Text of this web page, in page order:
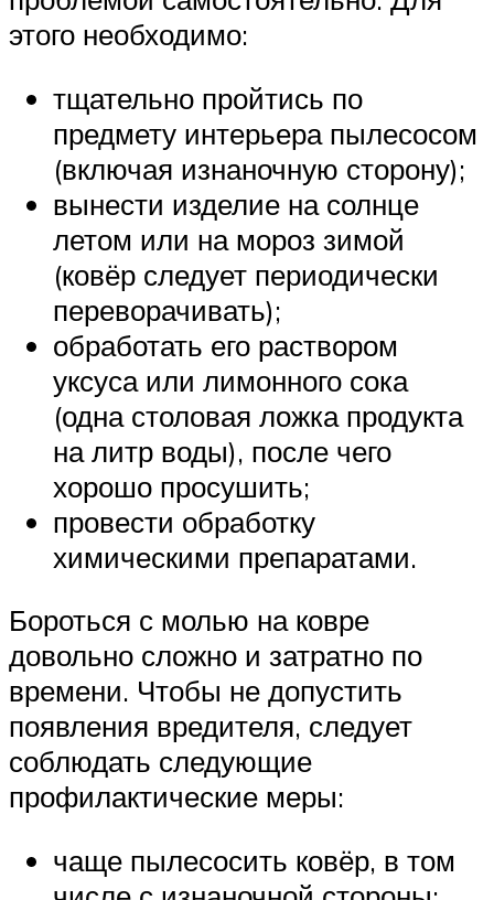
этого необходимо:
тщательно пройтись по
предмету интерьера пылесосом
(включая изнаночную сторону);
вынести изделие на солнце
летом или на мороз зимой
(ковёр следует периодически
переворачивать);
обработать его раствором
уксуса или лимонного сока
(одна столовая ложка продукта
на литр воды), после чего
хорошо просушить;
провести обработку
химическими препаратами.
Бороться с молью на ковре
довольно сложно и затратно по
времени. Чтобы не допустить
появления вредителя, следует
соблюдать следующие
профилактические меры:
чаще пылесосить ковёр, в том